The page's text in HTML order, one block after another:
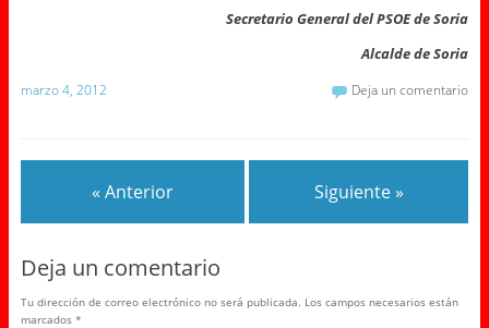
Secretario General del PSOE de Soria
Alcalde de Soria
marzo 4, 2012 Deja un comentario
« Anterior Siguiente »
Deja un comentario
Tu dirección de correo electrónico no será publicada. Los campos necesarios están
marcados *